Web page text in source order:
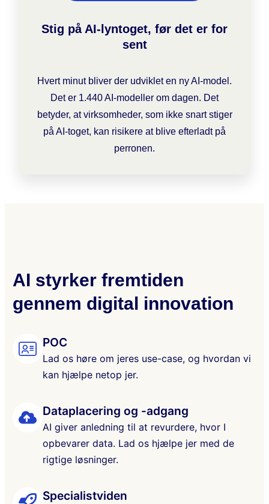
Stig på AI-lyntoget, før det er for
sent
Hvert minut bliver der udviklet en ny AI-model.
Det er 1.440 AI-modeller om dagen. Det
betyder, at virksomheder, som ikke snart stiger
på AI-toget, kan risikere at blive efterladt på
perronen.
AI styrker fremtiden
gennem digital innovation
POC
Lad os høre om jeres use-case, og hvordan vi
kan hjælpe netop jer.
Dataplacering og -adgang
AI giver anledning til at revurdere, hvor I
opbevarer data. Lad os hjælpe jer med de
rigtige løsninger.
Specialistviden